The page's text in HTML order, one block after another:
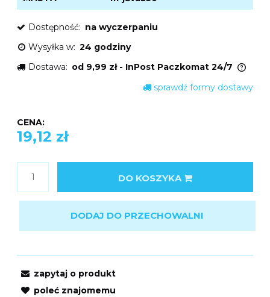
Dostępność: na wyczerpaniu
Wysyłka w: 24 godziny
Dostawa: od 9,99 zł - InPost Paczkomat 24/7
sprawdź formy dostawy
CENA:
19,12 zł
DO KOSZYKA
DODAJ DO PRZECHOWALNI
zapytaj o produkt
poleć znajomemu